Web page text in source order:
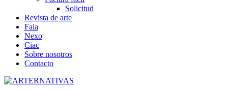
Solicitud
Revista de arte
Faia
Nexo
Ciac
Sobre nosotros
Contacto